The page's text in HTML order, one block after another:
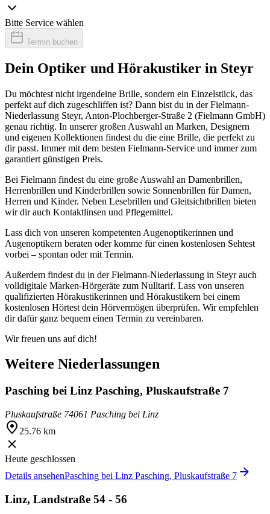
Bitte Service wählen
Termin buchen
Dein Optiker und Hörakustiker in Steyr
Du möchtest nicht irgendeine Brille, sondern ein Einzelstück, das
perfekt auf dich zugeschliffen ist? Dann bist du in der Fielmann-
Niederlassung Steyr, Anton-Plochberger-Straße 2 (Fielmann GmbH)
genau richtig. In unserer großen Auswahl an Marken, Designern
und eigenen Kollektionen findest du die eine Brille, die perfekt zu
dir passt. Immer mit dem besten Fielmann-Service und immer zum
garantiert günstigen Preis.
Bei Fielmann findest du eine große Auswahl an Damenbrillen,
Herrenbrillen und Kinderbrillen sowie Sonnenbrillen für Damen,
Herren und Kinder. Neben Lesebrillen und Gleitsichtbrillen bieten
wir dir auch Kontaktlinsen und Pflegemittel.
Lass dich von unseren kompetenten Augenoptikerinnen und
Augenoptikern beraten oder komme für einen kostenlosen Sehtest
vorbei – spontan oder mit Termin.
Außerdem findest du in der Fielmann-Niederlassung in Steyr auch
volldigitale Marken-Hörgeräte zum Nulltarif. Lass von unseren
qualifizierten Hörakustikerinnen und Hörakustikern bei einem
kostenlosen Hörtest dein Hörvermögen überprüfen. Wir empfehlen
dir dafür ganz bequem einen Termin zu vereinbaren.
Wir freuen uns auf dich!
Weitere Niederlassungen
Pasching bei Linz Pasching, Pluskaufstraße 7
Pluskaufstraße 74061 Pasching bei Linz
25.76 km
Heute geschlossen
Details ansehenPasching bei Linz Pasching, Pluskaufstraße 7
Linz, Landstraße 54 - 56